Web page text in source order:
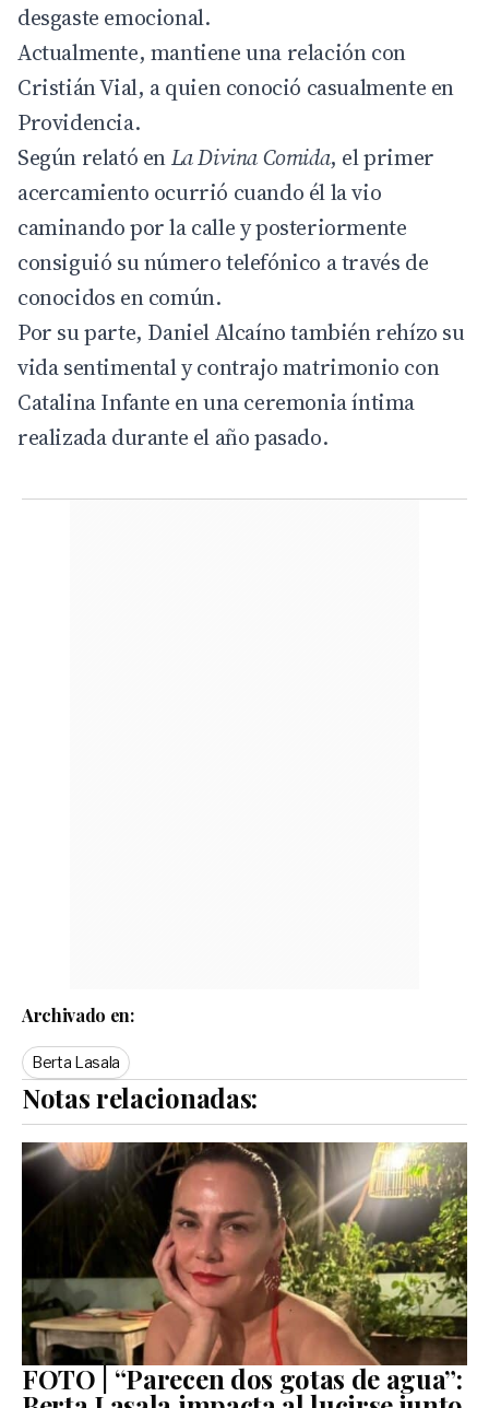
desgaste emocional.
Actualmente, mantiene una relación con
Cristián Vial, a quien conoció casualmente en
Providencia.
Según relató enLa Divina Comida, el primer
acercamiento ocurrió cuando él la vio
caminando por la calle y posteriormente
consiguió su número telefónico a través de
conocidos en común.
Por su parte, Daniel Alcaíno también rehízo su
vida sentimental y contrajo matrimonio con
Catalina Infante en una ceremonia íntima
realizada durante el año pasado.
Archivado en:
Berta Lasala
Notas relacionadas:
FOTO | “Parecen dos gotas de agua”: